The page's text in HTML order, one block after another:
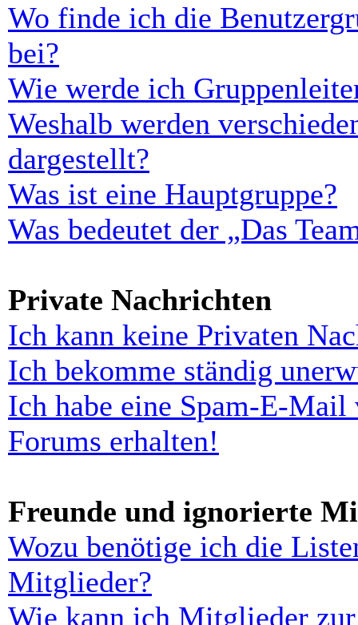
Wo finde ich die
bei?
Wie werde ich
Weshalb werden
dargestellt?
Was ist eine Hauptgruppe?
Was bedeutet der „Das
Private Nachrichten
Ich kann keine Privaten
Ich bekomme ständig
Ich habe eine Spam-E-
Forums erhalten!
Freunde und ignorierte
Wozu benötige ich die
Mitglieder?
Wie kann ich Mitglieder